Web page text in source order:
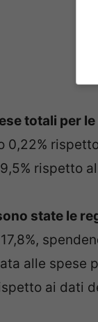
totali per
0,22%
rispetto
state le
alle spese
ai dati